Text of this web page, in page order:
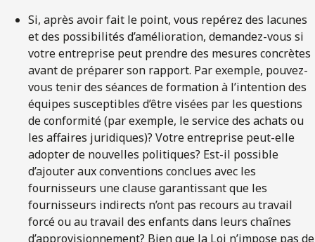
Si, après avoir fait le point, vous repérez des lacunes
et des possibilités d’amélioration, demandez-vous si
votre entreprise peut prendre des mesures concrètes
avant de préparer son rapport. Par exemple, pouvez-
vous tenir des séances de formation à l’intention des
équipes susceptibles d’être visées par les questions
de conformité (par exemple, le service des achats ou
les affaires juridiques)? Votre entreprise peut-elle
adopter de nouvelles politiques? Est-il possible
d’ajouter aux conventions conclues avec les
fournisseurs une clause garantissant que les
fournisseurs indirects n’ont pas recours au travail
forcé ou au travail des enfants dans leurs chaînes
d’approvisionnement? Bien que la Loi n’impose pas de